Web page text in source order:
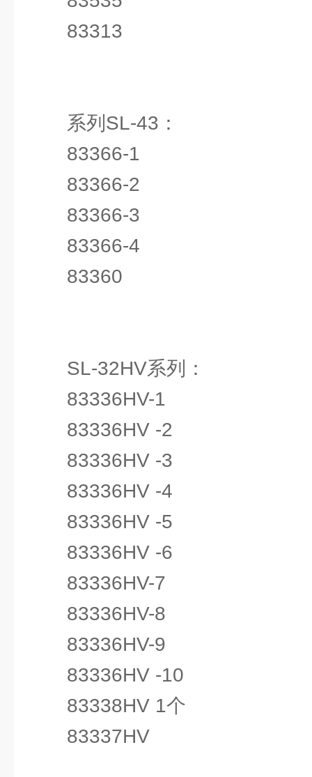
83313
系列SL-43：
83366-1
83366-2
83366-3
83366-4
83360
SL-32HV系列：
83336HV-1
83336HV -2
83336HV -3
83336HV -4
83336HV -5
83336HV -6
83336HV-7
83336HV-8
83336HV-9
83336HV -10
83338HV 1个
83337HV